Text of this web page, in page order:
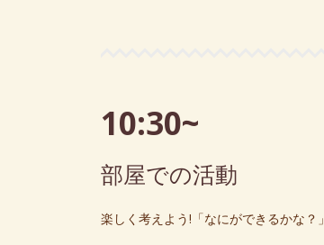
10:30~
部屋での活動
楽しく考えよう!「なにができるかな？」